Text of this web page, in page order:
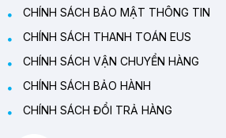
CHÍNH SÁCH BẢO MẬT THÔNG TIN
CHÍNH SÁCH THANH TOÁN EUS
CHÍNH SÁCH VẬN CHUYỂN HÀNG
CHÍNH SÁCH BẢO HÀNH
CHÍNH SÁCH ĐỔI TRẢ HÀNG